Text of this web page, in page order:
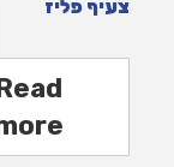
צעיף פליז